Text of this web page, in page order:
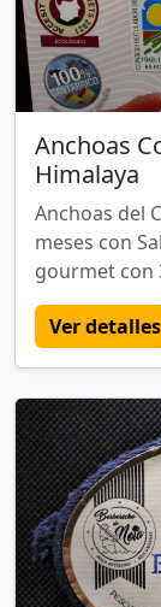
Anchoas
Himalaya
Anchoas del
meses con
gourmet con
Ver detalles